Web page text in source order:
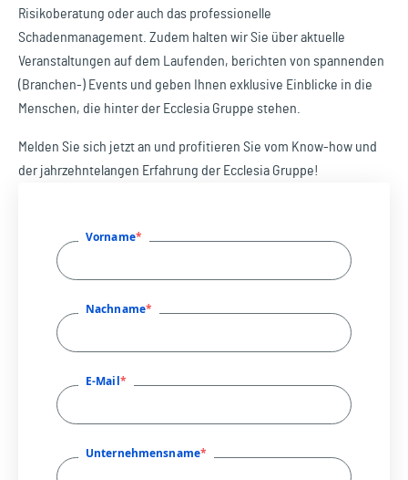
Risikoberatung oder auch das professionelle
Schadenmanagement. Zudem halten wir Sie über aktuelle
Veranstaltungen auf dem Laufenden, berichten von spannenden
(Branchen-) Events und geben Ihnen exklusive Einblicke in die
Menschen, die hinter der Ecclesia Gruppe stehen.
Melden Sie sich jetzt an und profitieren Sie vom Know-how und
der jahrzehntelangen Erfahrung der Ecclesia Gruppe!
Vorname
Nachname
E-Mail
Unternehmensname